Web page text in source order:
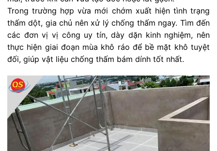
Trong trường hợp vừa mới chớm xuất hiện tình trạng
thấm dột, gia chủ nên xử lý chống thấm ngay. Tìm đến
các đơn vị vị công uy tín, dày dặn kinh nghiệm, nên
thực hiện giai đoạn mùa khô ráo để bề mặt khô tuyệt
đối, giúp vật liệu chống thấm bám dính tốt nhất.